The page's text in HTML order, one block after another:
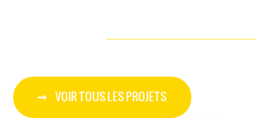
VOIR TOUS LES PROJETS